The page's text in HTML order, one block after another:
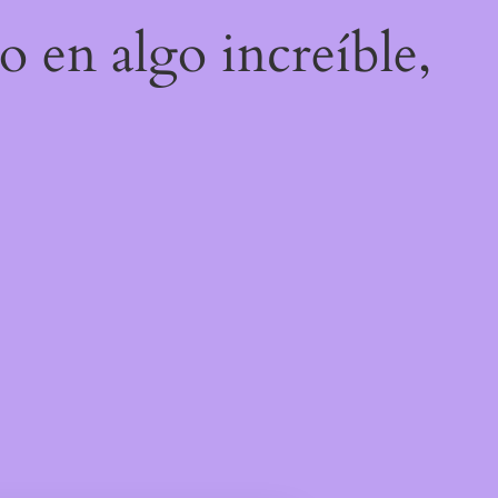
en algo increíble,